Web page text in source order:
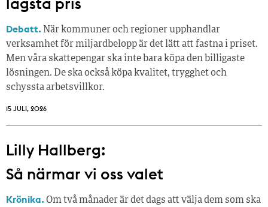
Debatt. När kommuner och regioner upphandlar
verksamhet för miljardbelopp är det lätt att fastna i priset.
Men våra skattepengar ska inte bara köpa den billigaste
lösningen. De ska också köpa kvalitet, trygghet och
schyssta arbetsvillkor.
15 JULI, 2026
Lilly Hallberg:
Så närmar vi oss valet
Krönika.Om två månader är det dags att välja dem som ska